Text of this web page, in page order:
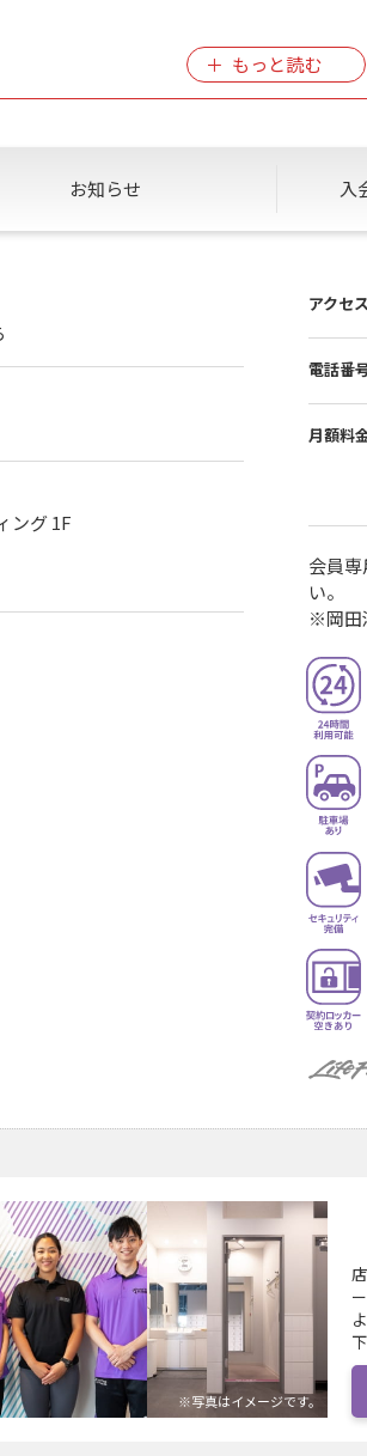
利用ができません。清掃は実施いたします。
お知らせ 入
ング 1F
アクセス
電話番
月額料
会員
い。
※岡田
※写真はイメージです。